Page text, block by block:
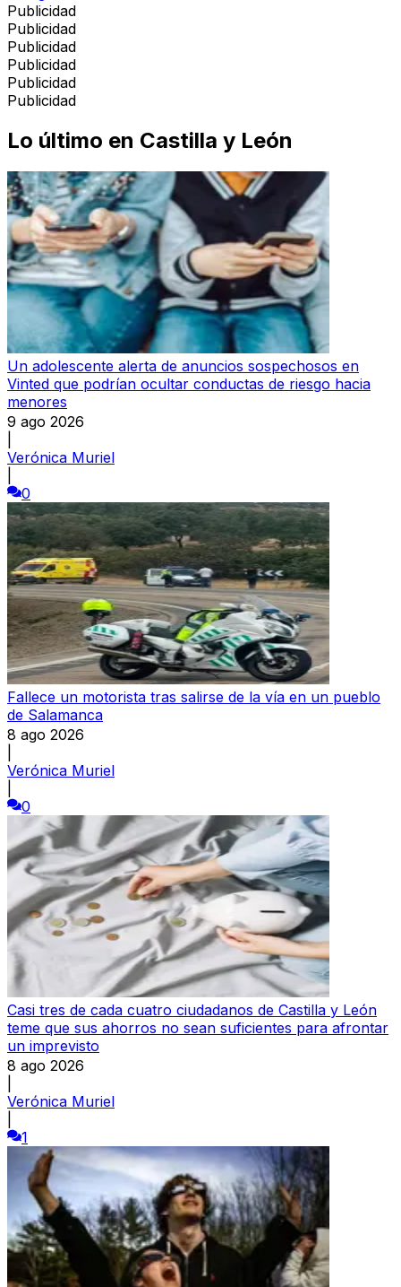
Publicidad
Publicidad
Publicidad
Publicidad
Publicidad
Publicidad
Lo último en Castilla y León
Un adolescente alerta de anuncios sospechosos en
Vinted que podrían ocultar conductas de riesgo hacia
menores
9 ago 2026
Verónica Muriel
0
Fallece un motorista tras salirse de la vía en un pueblo
de Salamanca
8 ago 2026
Verónica Muriel
0
Casi tres de cada cuatro ciudadanos de Castilla y León
teme que sus ahorros no sean suficientes para afrontar
un imprevisto
8 ago 2026
Verónica Muriel
1